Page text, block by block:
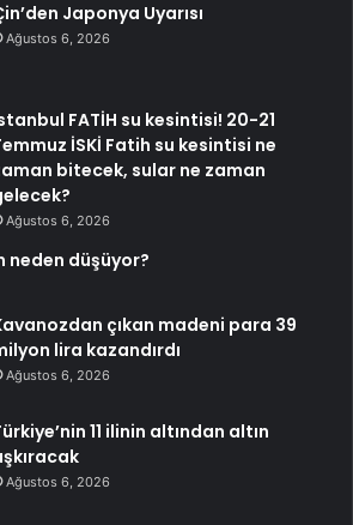
Japonya Uyarısı
Ağustos 6, 2026
FATİH su kesintisi! 20-21
İSKİ Fatih su kesintisi ne
bitecek, sular ne zaman
Ağustos 6, 2026
neden düşüyor?
çıkan madeni para 39
lira kazandırdı
Ağustos 6, 2026
11 ilinin altından altın
Ağustos 6, 2026